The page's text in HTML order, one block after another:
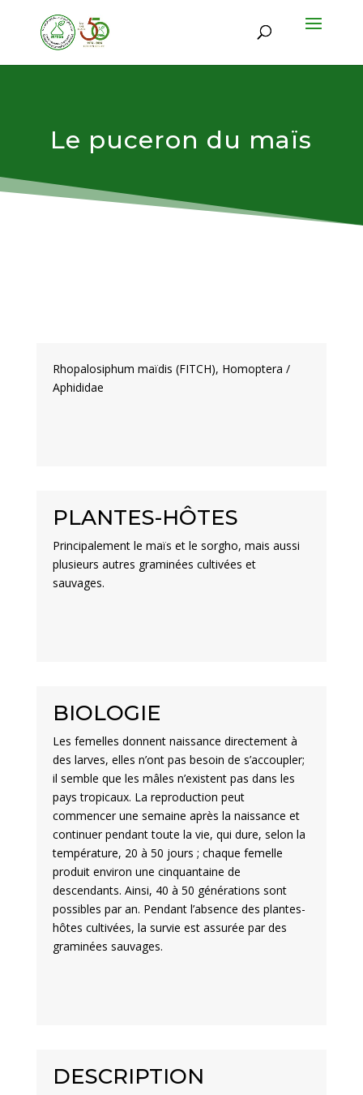
Le puceron du maïs
Rhopalosiphum maïdis (FITCH), Homoptera /
Aphididae
PLANTES-HÔTES
Principalement le maïs et le sorgho, mais aussi
plusieurs autres graminées cultivées et
sauvages.
BIOLOGIE
Les femelles donnent naissance directement à
des larves, elles n’ont pas besoin de s’accoupler;
il semble que les mâles n’existent pas dans les
pays tropicaux. La reproduction peut
commencer une semaine après la naissance et
continuer pendant toute la vie, qui dure, selon la
température, 20 à 50 jours ; chaque femelle
produit environ une cinquantaine de
descendants. Ainsi, 40 à 50 générations sont
possibles par an. Pendant l’absence des plantes-
hôtes cultivées, la survie est assurée par des
graminées sauvages.
DESCRIPTION